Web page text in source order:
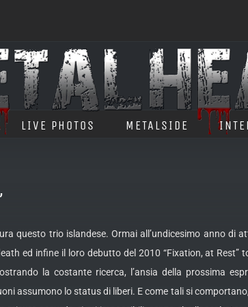
LIVE PHOTOS METALSIDE
questo trio islandese. Ormai all’undicesimo anno
ed infine il loro debutto del 2010 “Fixation, at
la costante ricerca, l’ansia della prossima
assumono lo status di liberi. E come tali si